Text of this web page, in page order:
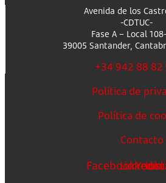
Avenida de los
-CDTUC-
Fase A – Local
39005 Santander,
+34 942 88 82
Política de
Política de
Contacto
FacebookLinkedin